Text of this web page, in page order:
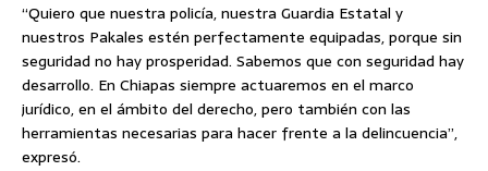
“Quiero que nuestra policía, nuestra Guardia Estatal y
nuestros Pakales estén perfectamente equipadas, porque sin
seguridad no hay prosperidad. Sabemos que con seguridad hay
desarrollo. En Chiapas siempre actuaremos en el marco
jurídico, en el ámbito del derecho, pero también con las
herramientas necesarias para hacer frente a la delincuencia”,
expresó.